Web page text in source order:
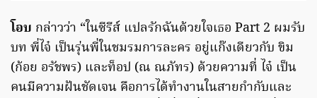
โอบ กล่าวว่า “ในซีรีส์ แปลรักฉันด้วยใจเธอ Part 2 ผมรับ
บท พี่ไจ๋ เป็นรุ่นพี่ในชมรมการละคร อยู่แก๊งเดียวกับ ขิม
(ก้อย อรัชพร) และท็อป (ณ ณภัทร) ด้วยความที่ ไจ๋ เป็น
คนมีความฝันชัดเจน คือการได้ทำงานในสายกำกับและ